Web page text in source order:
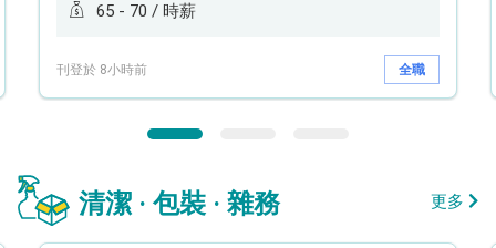
65 - 70 / 時薪
刊登於 8小時前 全職
清潔 · 包裝 · 雜務 更多